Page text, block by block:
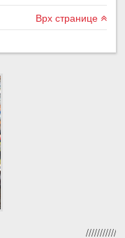
Врх странице